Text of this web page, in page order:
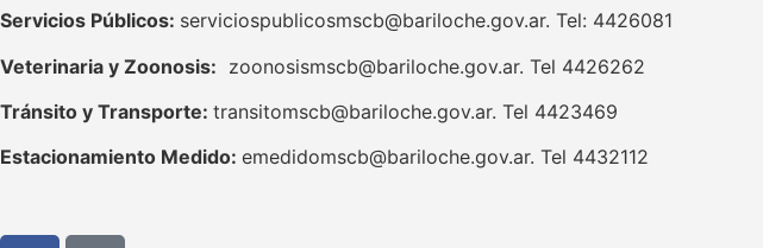
Servicios Públicos: serviciospublicosmscb@bariloche.gov.ar. Tel: 4426081
Veterinaria y Zoonosis: zoonosismscb@bariloche.gov.ar. Tel 4426262
Tránsito y Transporte: transitomscb@bariloche.gov.ar. Tel 4423469
Estacionamiento Medido: emedidomscb@bariloche.gov.ar. Tel 4432112